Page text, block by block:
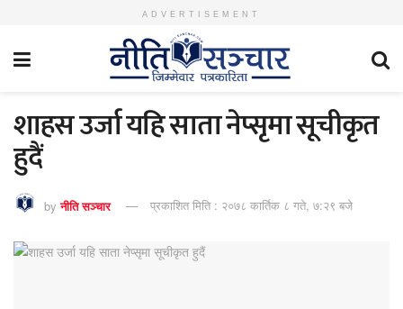
ADVERTISEMENT
शाहस उर्जा यहि साता नेप्सृमा सूचीकृत
हुदैं
by नीति सञ्चार प्रकाशित मिति : २०७८ कार्तिक ८ गते, ७:२९ बजे